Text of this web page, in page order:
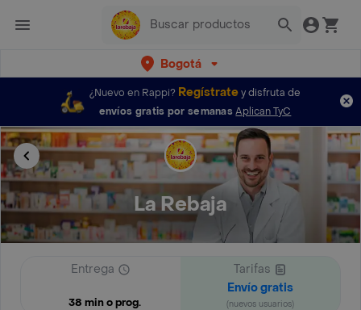
Bogotá
¿Nuevo en Rappi? Regístratey disfruta de
envíos gratis por semanas Aplican TyC
La Rebaja
Entrega
38 min o prog.
Tarifas
Envío gratis
(nuevos usuarios)